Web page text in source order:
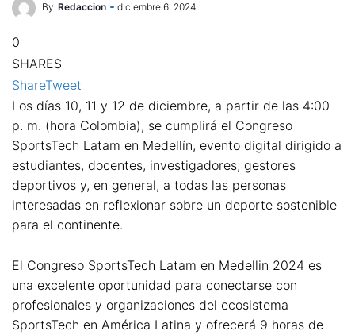
By Redaccion diciembre 6, 2024
0
SHARES
ShareTweet
Los días 10, 11 y 12 de diciembre, a partir de las 4:00
p. m. (hora Colombia), se cumplirá el Congreso
SportsTech Latam en Medellín, evento digital dirigido a
estudiantes, docentes, investigadores, gestores
deportivos y, en general, a todas las personas
interesadas en reflexionar sobre un deporte sostenible
para el continente.
El Congreso SportsTech Latam en Medellin 2024 es
una excelente oportunidad para conectarse con
profesionales y organizaciones del ecosistema
SportsTech en América Latina y ofrecerá 9 horas de